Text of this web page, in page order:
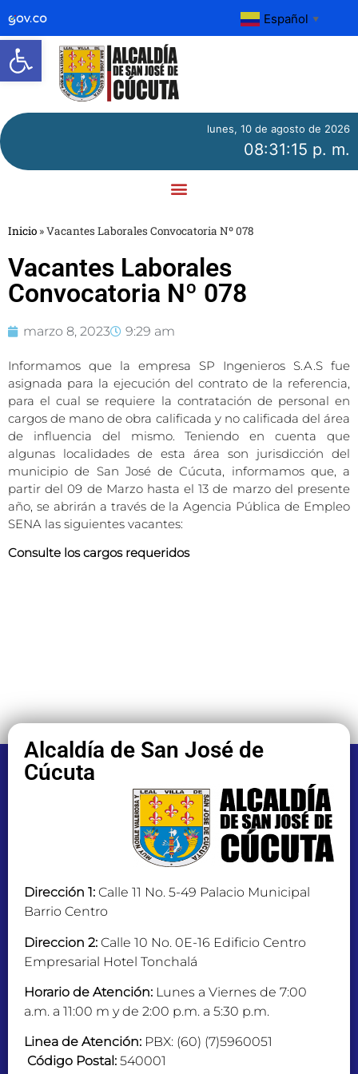
Abrir barra de herramientas
Español ▼
lunes, 10 de agosto de 2026
08:31:15 p. m.
Inicio »Vacantes Laborales Convocatoria Nº 078
Vacantes Laborales
Convocatoria Nº 078
marzo 8, 2023 9:29 am
Informamos que la empresa SP Ingenieros S.A.S fue
asignada para la ejecución del contrato de la referencia,
para el cual se requiere la contratación de personal en
cargos de mano de obra calificada y no calificada del área
de influencia del mismo. Teniendo en cuenta que
algunas localidades de esta área son jurisdicción del
municipio de San José de Cúcuta, informamos que, a
partir del 09 de Marzo hasta el 13 de marzo del presente
año, se abrirán a través de la Agencia Pública de Empleo
SENA las siguientes vacantes:
Consulte los cargos requeridos
Alcaldía de San José de
Cúcuta
Dirección 1: Calle 11 No. 5-49 Palacio Municipal
Barrio Centro
Direccion 2: Calle 10 No. 0E-16 Edificio Centro
Empresarial Hotel Tonchalá
Horario de Atención: Lunes a Viernes de 7:00
a.m. a 11:00 m y de 2:00 p.m. a 5:30 p.m.
Linea de Atención: PBX: (60) (7)5960051
Código Postal: 540001